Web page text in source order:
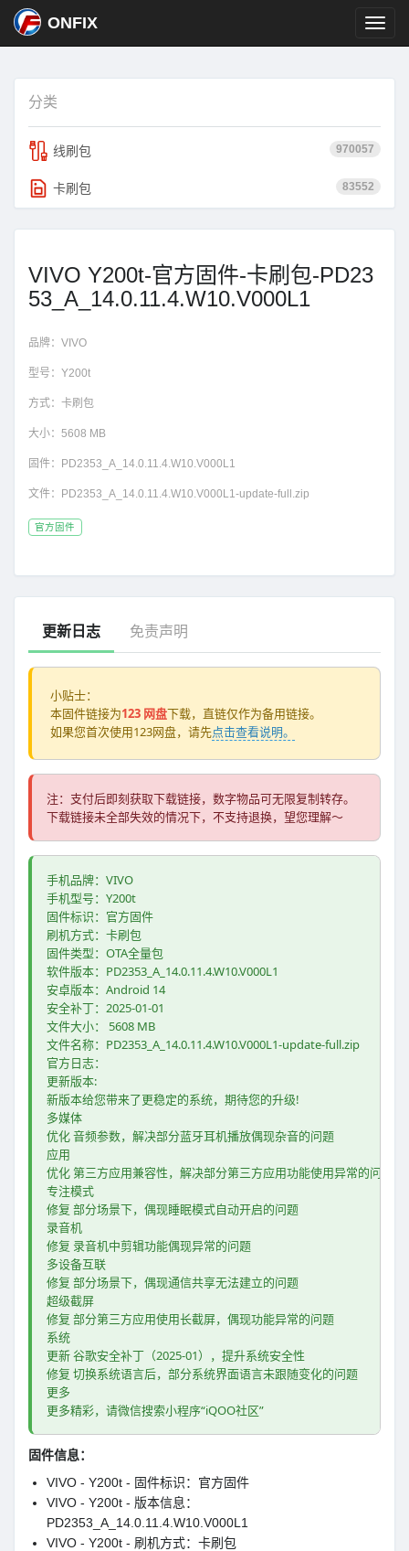
ONFIX
分类
970057
线刷包
83552
卡刷包
VIVO Y200t-官方固件-卡刷包-PD23
53_A_14.0.11.4.W10.V000L1
品牌： VIVO
型号： Y200t
方式： 卡刷包
大小： 5608 MB
固件： PD2353_A_14.0.11.4.W10.V000L1
文件： PD2353_A_14.0.11.4.W10.V000L1-update-full.zip
官方固件
更新日志 免责声明
小贴士：
本固件链接为123 网盘下载，直链仅作为备用链接。
如果您首次使用123网盘，请先点击查看说明。
注：支付后即刻获取下载链接，数字物品可无限复制转存。
下载链接未全部失效的情况下，不支持退换，望您理解～
手机品牌：VIVO
手机型号：Y200t
固件标识：官方固件
刷机方式：卡刷包
固件类型：OTA全量包
软件版本：PD2353_A_14.0.11.4.W10.V000L1
安卓版本：Android 14
安全补丁：2025-01-01
文件大小： 5608 MB
文件名称：PD2353_A_14.0.11.4.W10.V000L1-update-full.zip
官方日志：
更新版本:
新版本给您带来了更稳定的系统，期待您的升级!
多媒体
优化 音频参数，解决部分蓝牙耳机播放偶现杂音的问题
应用
优化 第三方应用兼容性，解决部分第三方应用功能使用异常的问题
专注模式
修复 部分场景下，偶现睡眠模式自动开启的问题
录音机
修复 录音机中剪辑功能偶现异常的问题
多设备互联
修复 部分场景下，偶现通信共享无法建立的问题
超级截屏
修复 部分第三方应用使用长截屏，偶现功能异常的问题
系统
更新 谷歌安全补丁（2025-01），提升系统安全性
修复 切换系统语言后，部分系统界面语言未跟随变化的问题
更多
更多精彩，请微信搜索小程序“iQOO社区”
固件信息：
VIVO - Y200t - 固件标识：官方固件
VIVO - Y200t - 版本信息：
PD2353_A_14.0.11.4.W10.V000L1
VIVO - Y200t - 刷机方式：卡刷包